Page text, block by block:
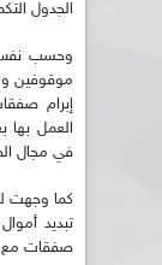
الجدول
إبرام
العمل بها
في مجال
كما وجهت
تبديد
صفقات مع